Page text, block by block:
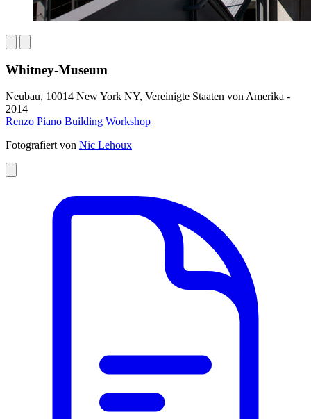
Whitney-Museum
Neubau, 10014 New York NY, Vereinigte Staaten von Amerika -
2014
Renzo Piano Building Workshop
Fotografiert von Nic Lehoux